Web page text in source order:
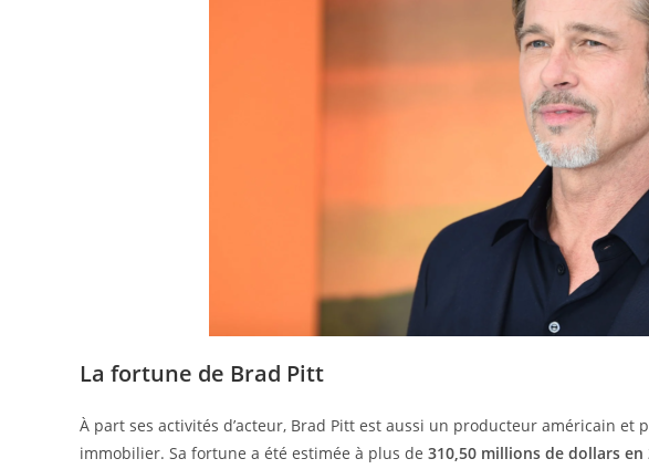
La fortune de Brad Pitt
À part ses activités d’acteur, Brad Pitt est aussi un producteur américain
immobilier. Sa fortune a été estimée à plus de 310,50 millions de dollars en